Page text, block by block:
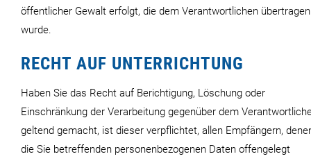
öffentlicher Gewalt erfolgt, die dem Verantwortlichen übertragen
wurde.
RECHT AUF UNTERRICHTUNG
Haben Sie das Recht auf Berichtigung, Löschung oder
Einschränkung der Verarbeitung gegenüber dem
geltend gemacht, ist dieser verpflichtet, allen Empfängern,
die Sie betreffenden personenbezogenen Daten offengelegt